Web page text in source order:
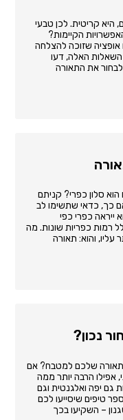
היא קריטית. לכן טבעי
הקיימות?
אופציה שזוכה להצלחה
האלה, דעו
את התאורה
סלון כפרי? קניתם
כך, כדאי שתשימו לב
ייראה כפרי כפי
רמות כפריות שונות. מה
והוא: תאורה
נכון?
שלכם למטבח? אם
אפילו הרבה יותר ממה
גם יפה ואלגנטית וגם
טיפים שיסייעו לכם
– השקיעו בכך